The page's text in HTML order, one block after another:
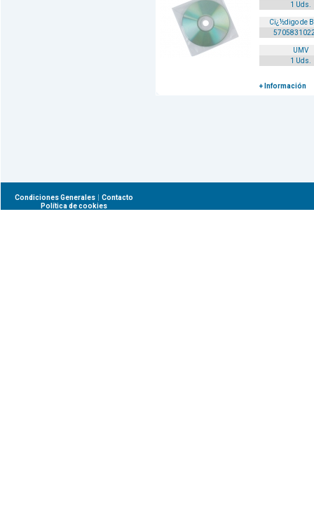
1 Uds.
Cï¿½digo de
UMV
1 Uds.
+ Información
Condiciones Generales | Contacto
Política de cookies